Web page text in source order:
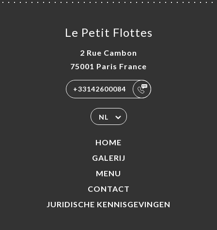
Le Petit Flottes
2 Rue Cambon
75001 Paris France
+33142600084
NL
HOME
GALERIJ
MENU
CONTACT
JURIDISCHE KENNISGEVINGEN